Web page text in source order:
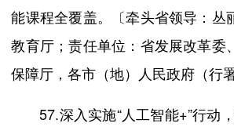
能课程全覆盖。〔牵头省领导：丛
教育厅；责任单位：省发展改革委
保障厅，各市（地）人民政府（行署
57.深入实施“人工智能+”行动